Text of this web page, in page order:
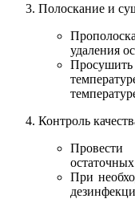
Полоскание и
удаления
Просушить
Контроль
При